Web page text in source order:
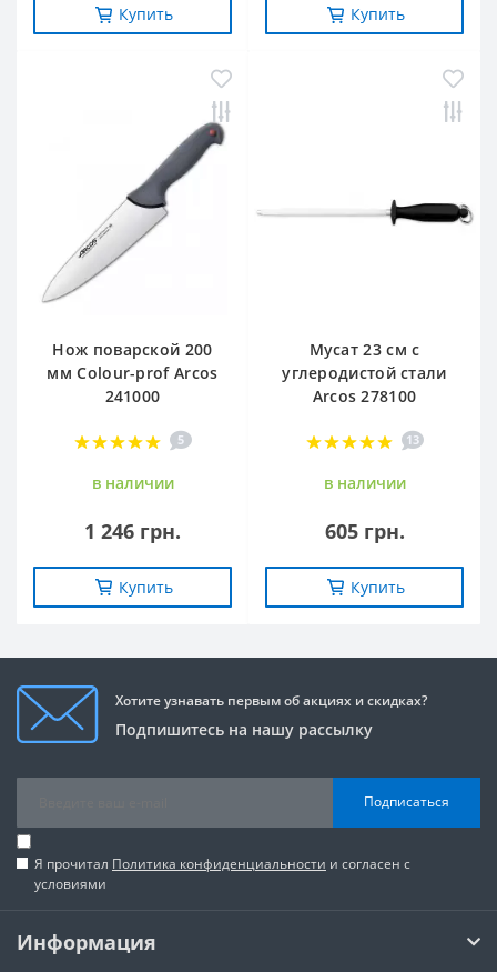
Купить Купить
Нож поварской 200
мм Сolour-prof Arcos
241000
5
в наличии
1 246 грн.
Купить
Мусат 23 см с
углеродистой стали
Arcos 278100
13
в наличии
605 грн.
Купить
Хотите узнавать первым об акциях и скидках?
Подпишитесь на нашу рассылку
Подписаться
Я прочитал Политика конфиденциальности и согласен с
условиями
Информация